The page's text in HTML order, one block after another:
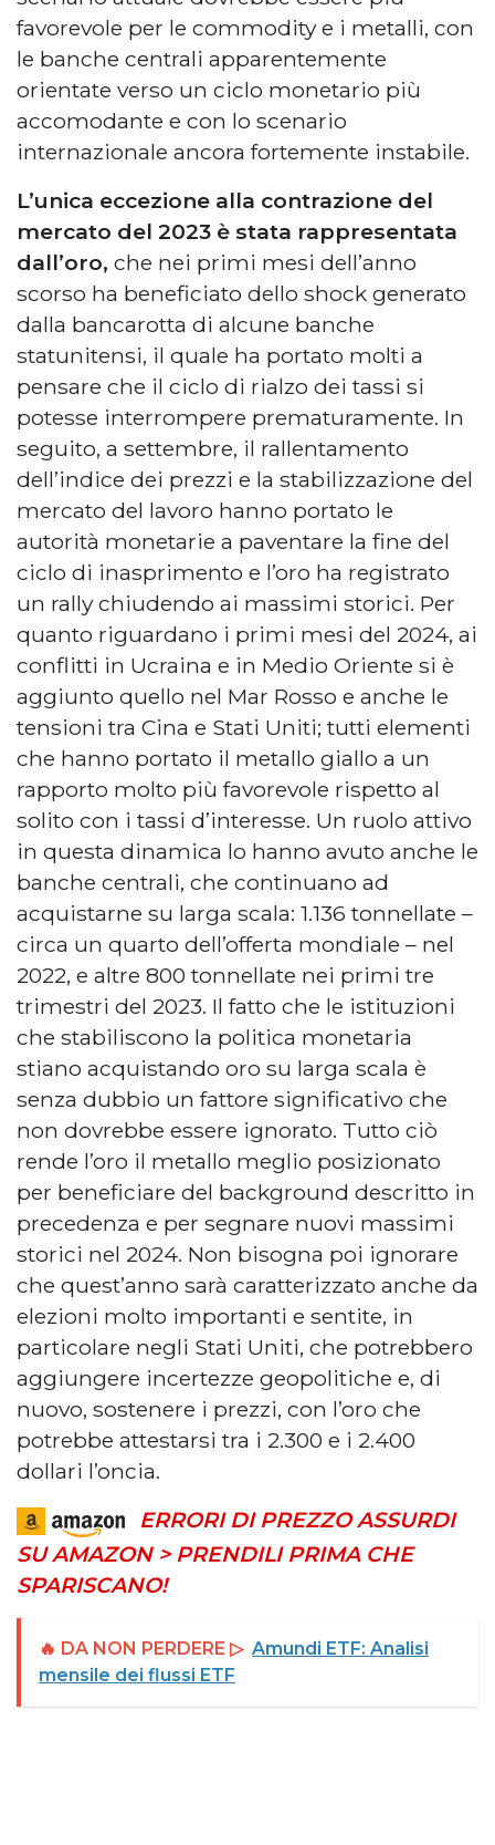
favorevole per le commodity e i metalli, con
le banche centrali apparentemente
orientate verso un ciclo monetario più
accomodante e con lo scenario
internazionale ancora fortemente instabile.
L’unica eccezione alla contrazione del
mercato del 2023 è stata rappresentata
dall’oro, che nei primi mesi dell’anno
scorso ha beneficiato dello shock generato
dalla bancarotta di alcune banche
statunitensi, il quale ha portato molti a
pensare che il ciclo di rialzo dei tassi si
potesse interrompere prematuramente. In
seguito, a settembre, il rallentamento
dell’indice dei prezzi e la stabilizzazione del
mercato del lavoro hanno portato le
autorità monetarie a paventare la fine del
ciclo di inasprimento e l’oro ha registrato
un rally chiudendo ai massimi storici. Per
quanto riguardano i primi mesi del 2024, ai
conflitti in Ucraina e in Medio Oriente si è
aggiunto quello nel Mar Rosso e anche le
tensioni tra Cina e Stati Uniti; tutti elementi
che hanno portato il metallo giallo a un
rapporto molto più favorevole rispetto al
solito con i tassi d’interesse. Un ruolo attivo
in questa dinamica lo hanno avuto anche le
banche centrali, che continuano ad
acquistarne su larga scala: 1.136 tonnellate –
circa un quarto dell’offerta mondiale – nel
2022, e altre 800 tonnellate nei primi tre
trimestri del 2023. Il fatto che le istituzioni
che stabiliscono la politica monetaria
stiano acquistando oro su larga scala è
senza dubbio un fattore significativo che
non dovrebbe essere ignorato. Tutto ciò
rende l’oro il metallo meglio posizionato
per beneficiare del background descritto in
precedenza e per segnare nuovi massimi
storici nel 2024. Non bisogna poi ignorare
che quest’anno sarà caratterizzato anche da
elezioni molto importanti e sentite, in
particolare negli Stati Uniti, che potrebbero
aggiungere incertezze geopolitiche e, di
nuovo, sostenere i prezzi, con l’oro che
potrebbe attestarsi tra i 2.300 e i 2.400
dollari l’oncia.
ERRORI DI PREZZO ASSURDI
SU AMAZON > PRENDILI PRIMA CHE
SPARISCANO!
🔥 DA NON PERDERE ▷ Amundi ETF: Analisi
mensile dei flussi ETF